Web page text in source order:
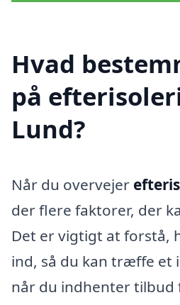
Hvad
på
Lund?
Når du overvejer
der flere faktorer, der
Det er vigtigt at forstå,
ind, så du kan træffe et
når du indhenter tilbud